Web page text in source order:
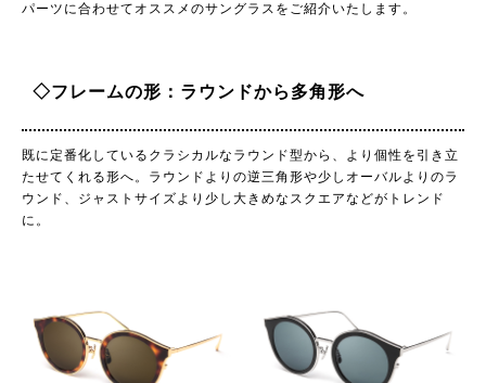
パーツに合わせてオススメのサングラスをご紹介いたします。
◇フレームの形：ラウンドから多角形へ
既に定番化しているクラシカルなラウンド型から、より個性を引き立
たせてくれる形へ。ラウンドよりの逆三角形や少しオーバルよりのラ
ウンド、ジャストサイズより少し大きめなスクエアなどがトレンド
に。